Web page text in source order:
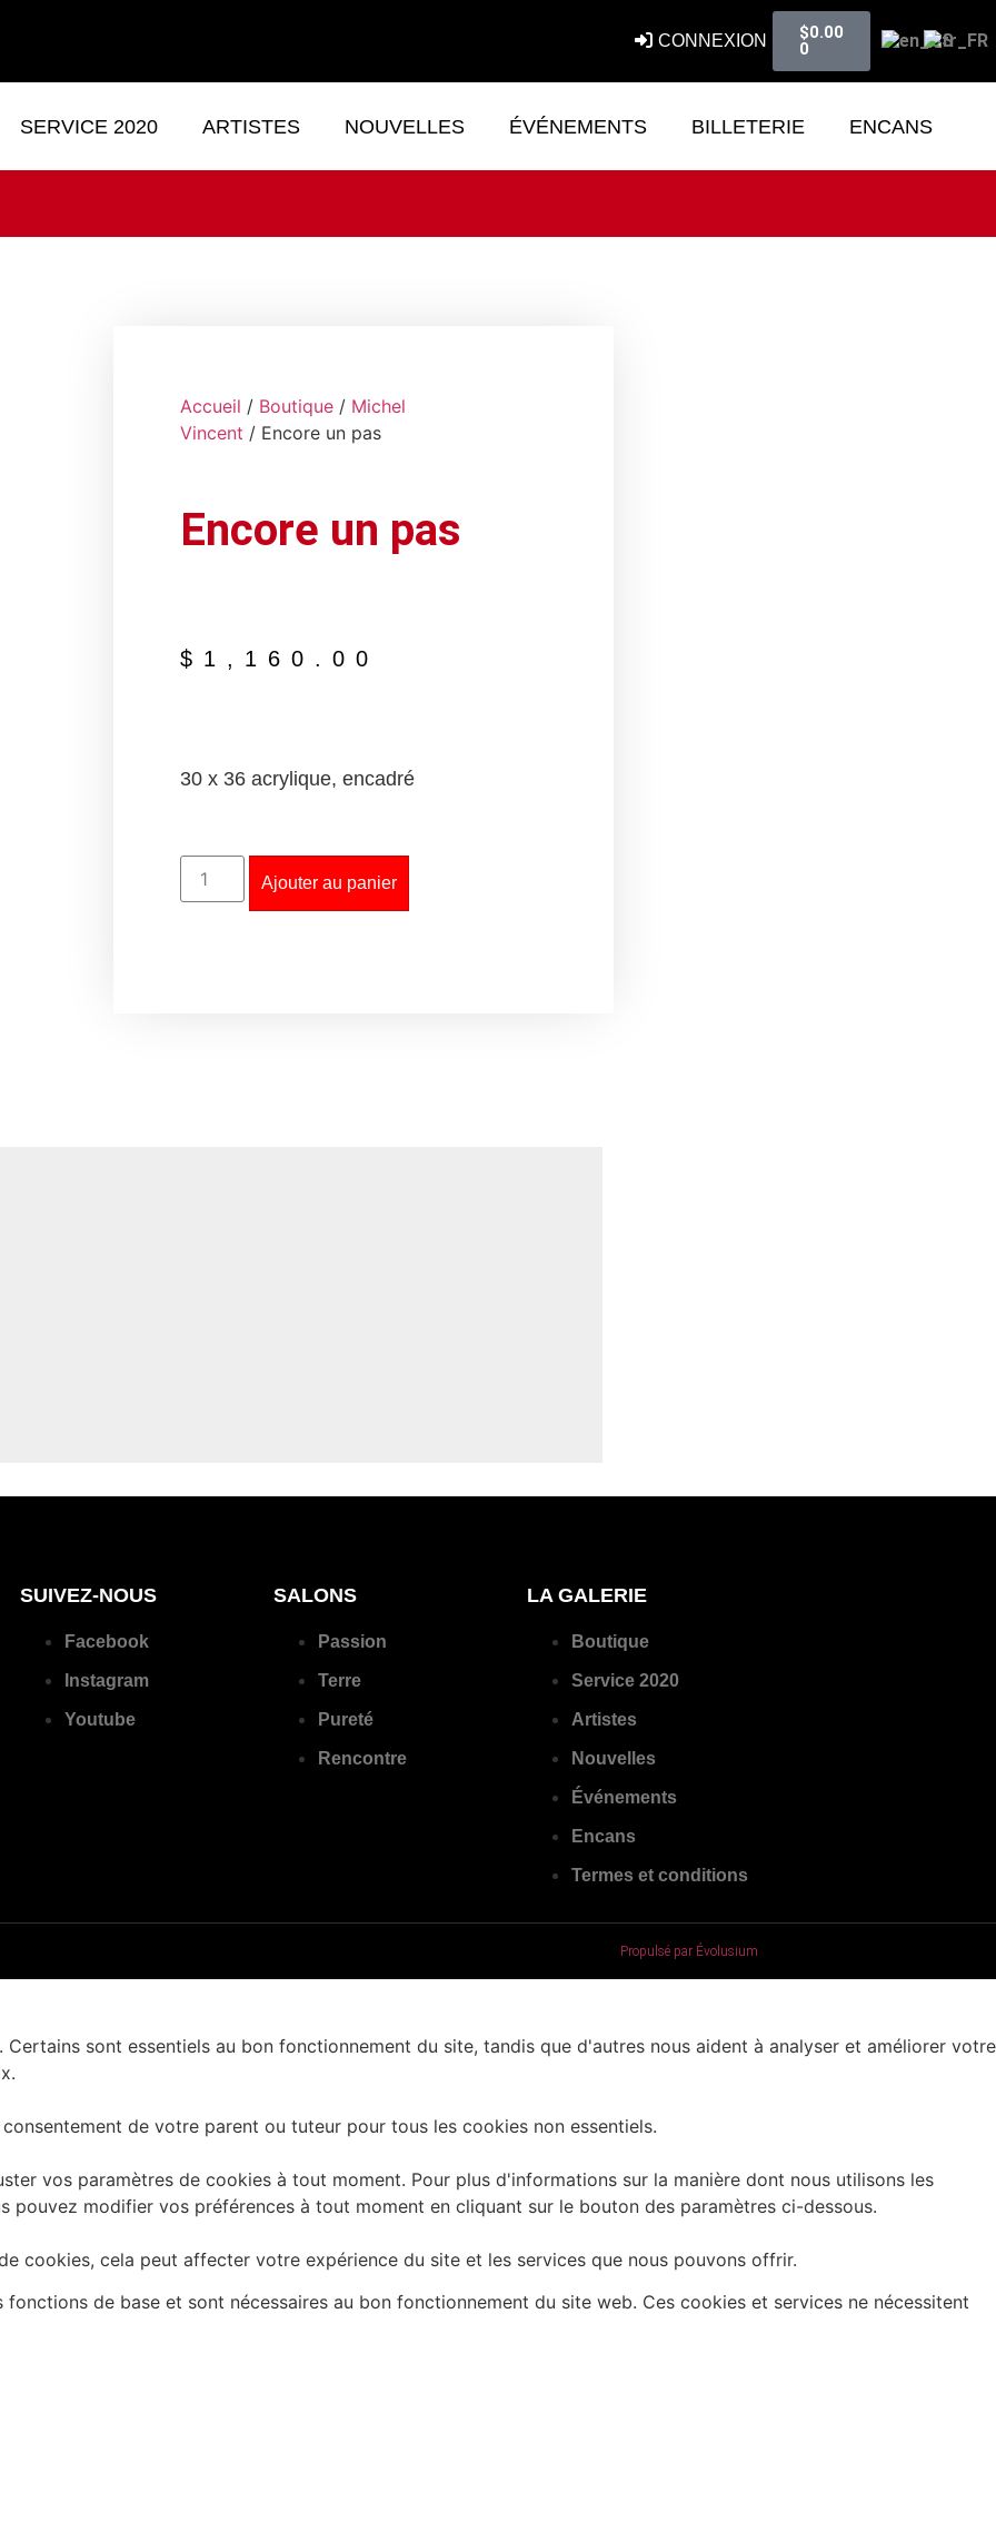
CONNEXION $0.00
0
SERVICE 2020 ARTISTES NOUVELLES ÉVÉNEMENTS BILLETERIE ENCANS
Accueil / Boutique / Michel
Vincent / Encore un pas
Encore un pas
$ 1,160.00
30 x 36 acrylique, encadré
Ajouter au panier
SUIVEZ-NOUS
Facebook
Instagram
Youtube
SALONS
Passion
Terre
Pureté
Rencontre
LA GALERIE
Boutique
Service 2020
Artistes
Nouvelles
Événements
Encans
Termes et conditions
Propulsé par Évolusium
sont essentiels au bon fonctionnement du site, tandis que d'autres nous aident à analyser et améliorer votre
de votre parent ou tuteur pour tous les cookies non essentiels.
vos paramètres de cookies à tout moment. Pour plus d'informations sur la manière dont nous utilisons les
modifier vos préférences à tout moment en cliquant sur le bouton des paramètres ci-dessous.
cookies, cela peut affecter votre expérience du site et les services que nous pouvons offrir.
de base et sont nécessaires au bon fonctionnement du site web. Ces cookies et services ne nécessitent